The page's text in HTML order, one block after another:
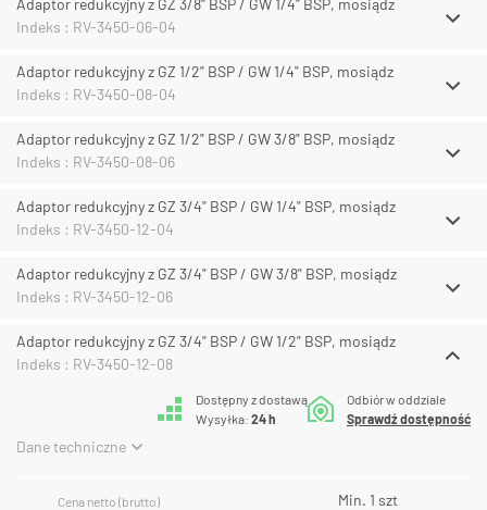
Adaptor redukcyjny z GZ 3/8" BSP / GW 1/4" BSP, mosiądz
Indeks : RV-3450-06-04
Adaptor redukcyjny z GZ 1/2" BSP / GW 1/4" BSP, mosiądz
Indeks : RV-3450-08-04
Adaptor redukcyjny z GZ 1/2" BSP / GW 3/8" BSP, mosiądz
Indeks : RV-3450-08-06
Adaptor redukcyjny z GZ 3/4" BSP / GW 1/4" BSP, mosiądz
Indeks : RV-3450-12-04
Adaptor redukcyjny z GZ 3/4" BSP / GW 3/8" BSP, mosiądz
Indeks : RV-3450-12-06
Adaptor redukcyjny z GZ 3/4" BSP / GW 1/2" BSP, mosiądz
Indeks : RV-3450-12-08
Dostępny z dostawą
Wysyłka: 24 h
Odbiór w oddziale
Sprawdź dostępność
Dane techniczne
Cena netto (brutto) Min. 1 szt